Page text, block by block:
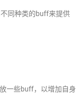
同种类的buff来提供
一些buff，以增加自身